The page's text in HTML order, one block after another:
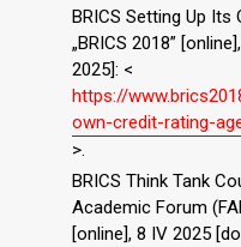
BRICS Setting Up Its
„BRICS 2018”
2025]: <
https://
own-credit-rating-
>.
BRICS Think Tank
Academic Forum
[online], 8 IV 2025